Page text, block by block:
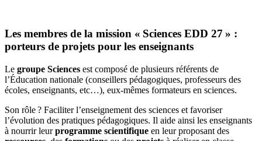
Les membres de la mission « Sciences EDD 27 » :
porteurs de projets pour les enseignants
Le groupe Sciences est composé de plusieurs référents de
l’Éducation nationale (conseillers pédagogiques, professeurs des
écoles, enseignants, etc…), eux-mêmes formateurs en sciences.
Son rôle ? Faciliter l’enseignement des sciences et favoriser
l’évolution des pratiques pédagogiques. Il aide ainsi les enseignants
à nourrir leurprogramme scientifique en leur proposant des